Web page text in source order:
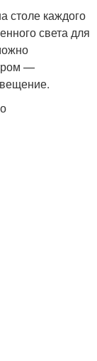
столе каждого
света для
—